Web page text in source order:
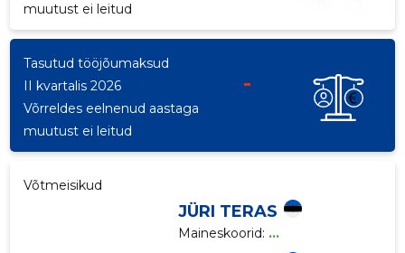
muutust ei leitud
Tasutud tööjõumaksud
II kvartalis 2026
-
Võrreldes eelnenud aastaga
muutust ei leitud
Võtmeisikud
JÜRI TERAS
Maineskoorid: ...